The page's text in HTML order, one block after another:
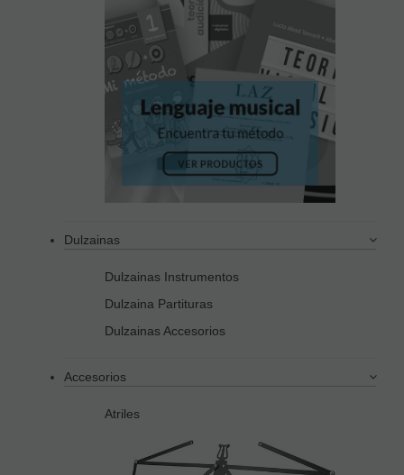
Dulzainas
Dulzainas Instrumentos
Dulzaina Partituras
Dulzainas Accesorios
Accesorios
Atriles